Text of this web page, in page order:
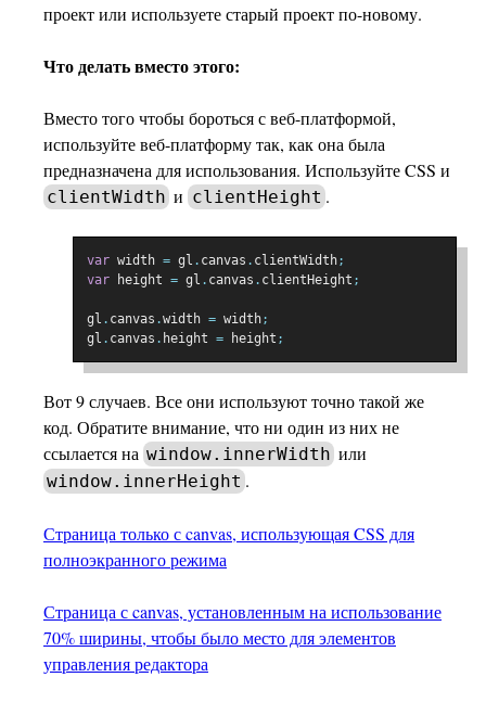
проект или используете старый проект по-новому.
Что делать вместо этого:
Вместо того чтобы бороться с веб-платформой,
используйте веб-платформу так, как она была
предназначена для использования. Используйте CSS и
clientWidth и clientHeight .
var width = gl . canvas . clientWidth;
var height = gl . canvas . clientHeight ;
gl . canvas .width = width;
gl . canvas . height = height ;
Вот 9 случаев. Все они используют точно такой же
код. Обратите внимание, что ни один из них не
ссылается на window.innerWidth или
window.innerHeight .
Страница только с canvas, использующая CSS для
полноэкранного режима
Страница с canvas, установленным на использование
70% ширины, чтобы было место для элементов
управления редактора